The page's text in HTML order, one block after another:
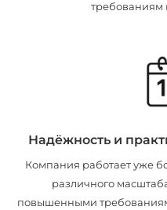
требованиям
Надёжность и
Компания работает уже
различного
повышенными